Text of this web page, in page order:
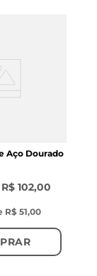
Aço Dourado
R$ 102,00
R$ 51,00